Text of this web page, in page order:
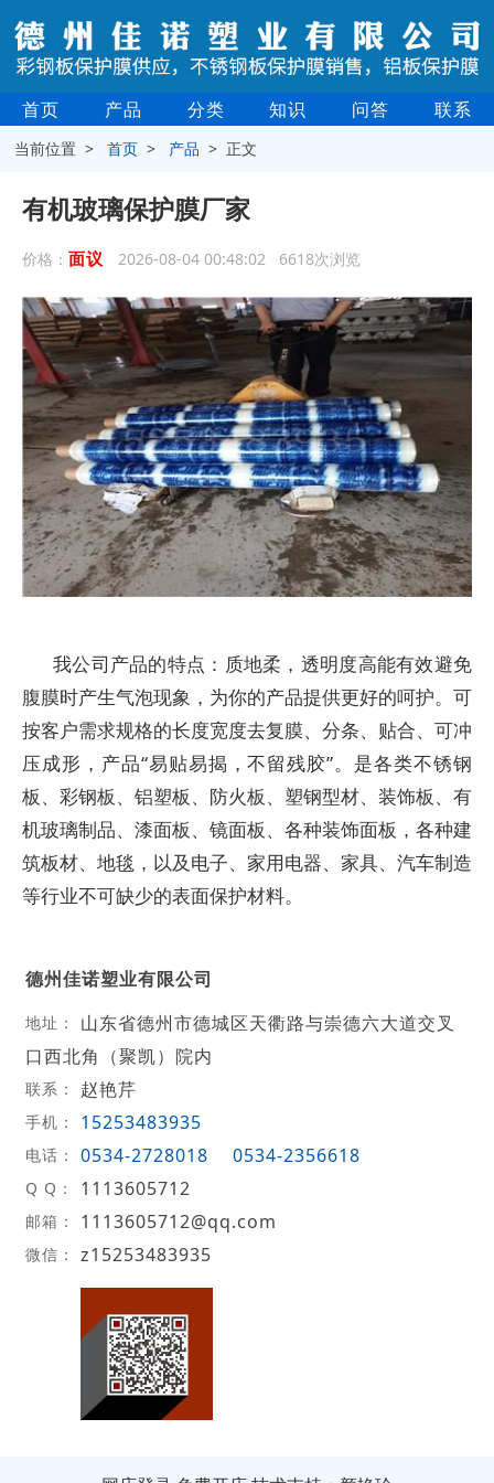
首页 产品 分类 知识 问答 联系
当前位置 >首页 > 产品 > 正文
有机玻璃保护膜厂家
价格： 面议 2026-08-04 00:48:02 6618次浏览
我公司产品的特点：质地柔，透明度高能有效避免
腹膜时产生气泡现象，为你的产品提供更好的呵护。可
按客户需求规格的长度宽度去复膜、分条、贴合、可冲
压成形，产品“易贴易揭，不留残胶”。是各类不锈钢
板、彩钢板、铝塑板、防火板、塑钢型材、装饰板、有
机玻璃制品、漆面板、镜面板、各种装饰面板，各种建
筑板材、地毯，以及电子、家用电器、家具、汽车制造
等行业不可缺少的表面保护材料。
德州佳诺塑业有限公司
地址：
山东省德州市德城区天衢路与崇德六大道交叉
口西北角（聚凯）院内
联系： 赵艳芹
手机： 15253483935
电话： 0534-2728018 0534-2356618
Q Q： 1113605712
邮箱： 1113605712@qq.com
微信： z15253483935